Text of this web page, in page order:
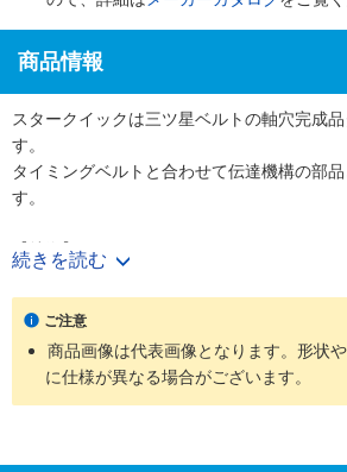
商品情報
スタークイックは三ツ星ベルトの軸穴完成
す。
タイミングベルトと合わせて伝達機構の部
す。
【特徴】
・使用する軸径に合わせて軸穴・キー・タッ
リーを図面無しでご購入頂けます。
・表面処理やフランジカシメ有無も選択で
可能です。
【用途】
続きを読む
ご注意
商品画像は代表画像となります。形状
に仕様が異なる場合がございます。